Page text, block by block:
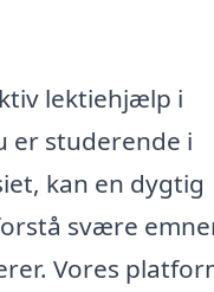
lektiehjælp i
er studerende i
kan en dygtig
svære
Vores